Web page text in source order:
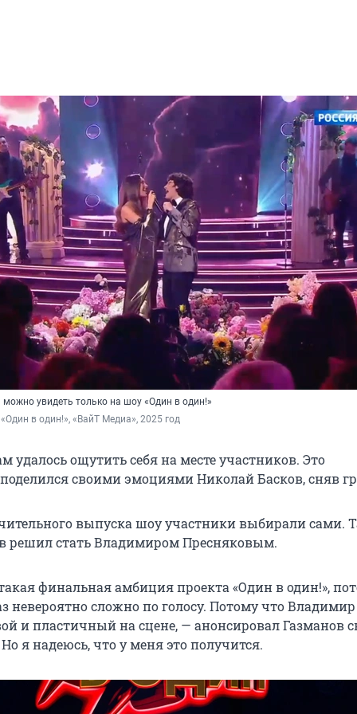
увидеть только на шоу «Один в один!»
в один!», «ВайТ Медиа», 2025 год
удалось ощутить себя на месте участников. Это
своими эмоциями Николай Басков, сняв
выпуска шоу участники выбирали сами.
решил стать Владимиром Пресняковым.
финальная амбиция проекта «Один в один!»,
невероятно сложно по голосу. Потому что Владимир
и пластичный на сцене, — анонсировал Газманов
я надеюсь, что у меня это получится.